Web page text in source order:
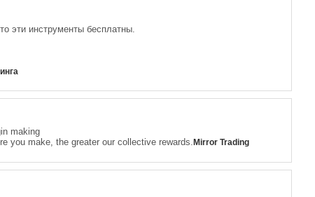
эти инструменты бесплатны.
making
you make, the greater our collective rewards. Mirror Trading